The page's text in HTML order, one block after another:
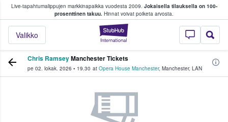
Live-tapahtumalippujen markkinapaikka vuodesta 2009. Jokaisella tilauksella on 100-
prosenttinen takuu. Hinnat voivat poiketa arvosta.
StubHub -
Valikko
fanit ostavat ja myyvät lippuja
Chris RamseyManchester Tickets
pe 02. lokak. 2026 • 19.30 at Opera House Manchester, Manchester, LAN